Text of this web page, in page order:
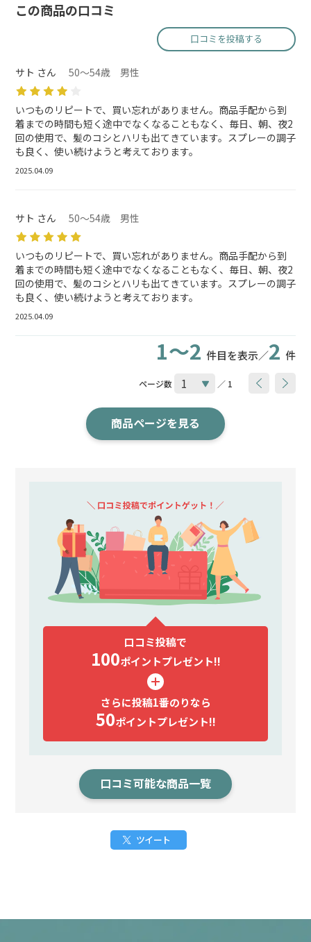
この商品の口コミ
口コミを投稿する
サト さん 50～54歳 男性
いつものリピートで、買い忘れがありません。商品手配から到
着までの時間も短く途中でなくなることもなく、毎日、朝、夜2
回の使用で、髪のコシとハリも出てきています。スプレーの調子
も良く、使い続けようと考えております。
2025.04.09
サト さん 50～54歳 男性
いつものリピートで、買い忘れがありません。商品手配から到
着までの時間も短く途中でなくなることもなく、毎日、朝、夜2
回の使用で、髪のコシとハリも出てきています。スプレーの調子
も良く、使い続けようと考えております。
2025.04.09
1～2 件目を表示／2 件
ページ数 ／ 1
商品ページを見る
口コミ投稿で
100ポイントプレゼント!!
さらに投稿1番のりなら
50ポイントプレゼント!!
口コミ可能な商品一覧
ツイート